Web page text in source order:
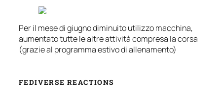
Per il mese di giugno diminuito utilizzo macchina,
aumentato tutte le altre attività compresa la corsa
(grazie al programma estivo di allenamento)
FEDIVERSE REACTIONS